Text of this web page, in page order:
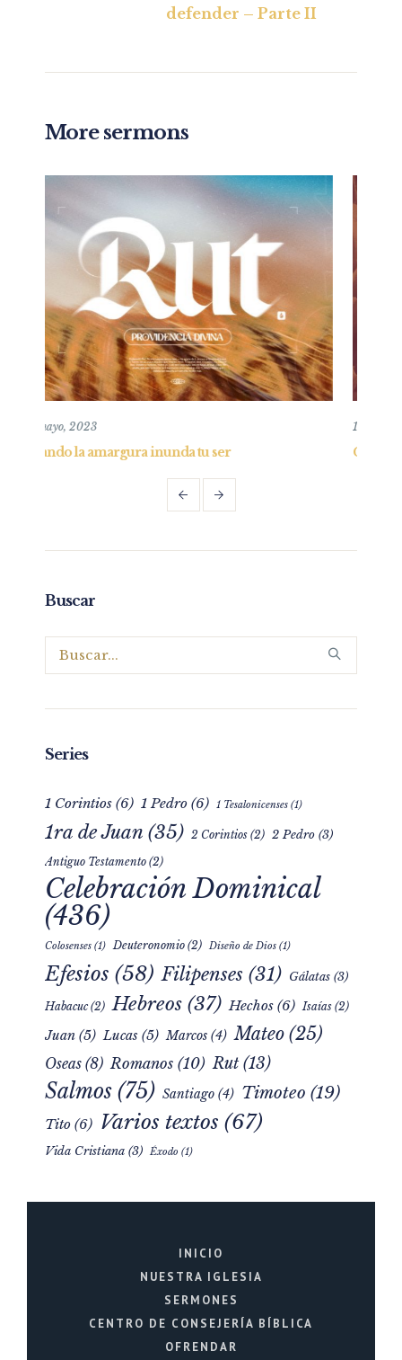
defender – Parte II
More sermons
Confianza en la oscuridad y consejo al
Buscar
Series
1 Corintios (6) 1 Pedro (6) 1 Tesalonicenses (1)
1ra de Juan (35) 2 Corintios (2) 2 Pedro (3)
Antiguo Testamento (2)
Celebración Dominical
(436)
Colosenses (1) Deuteronomio (2) Diseño de Dios (1)
Efesios (58) Filipenses (31) Gálatas (3)
Habacuc (2) Hebreos (37) Hechos (6) Isaías (2)
Juan (5) Lucas (5) Marcos (4) Mateo (25)
Oseas (8) Romanos (10) Rut(13)
Salmos (75) Santiago (4) Timoteo (19)
Tito (6) Varios textos (67)
Vida Cristiana (3) Éxodo (1)
INICIO
NUESTRA IGLESIA
SERMONES
CENTRO DE CONSEJERÍA BÍBLICA
OFRENDAR